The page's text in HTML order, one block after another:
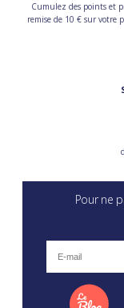
Cumulez des points et
remise de 10 € sur votre
Pour ne